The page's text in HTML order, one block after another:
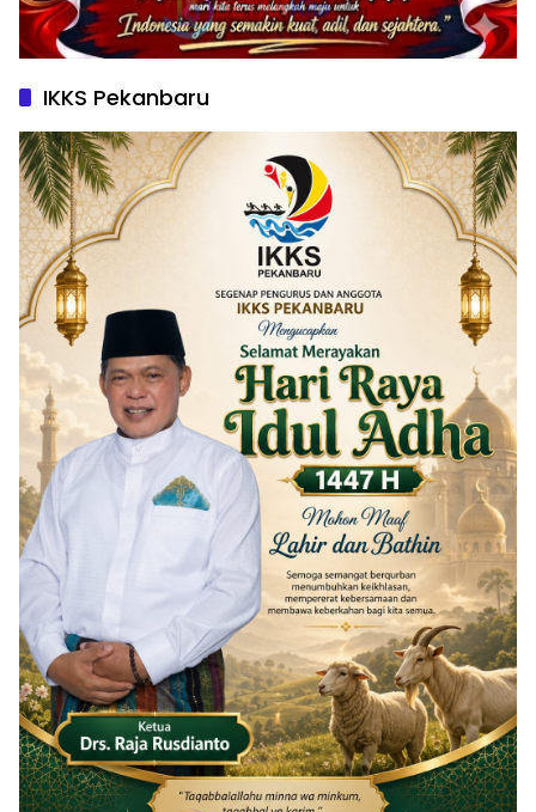
IKKS Pekanbaru